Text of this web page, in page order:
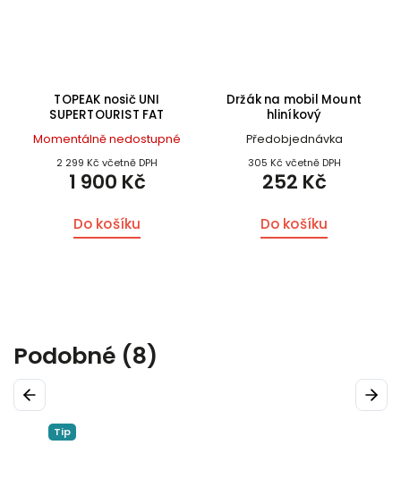
TOPEAK nosič UNI
SUPERTOURIST FAT
Momentálně nedostupné
2 299 Kč včetně DPH
1 900 Kč
Do košíku
Držák na mobil Mount
hliníkový
Předobjednávka
305 Kč včetně DPH
252 Kč
Do košíku
Podobné (8)
Previous
Tip
Next